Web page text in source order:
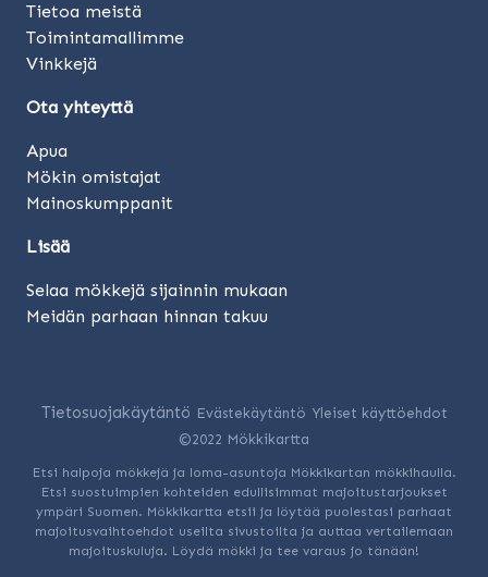
Tietoa meistä
Toimintamallimme
Vinkkejä
Ota yhteyttä
Apua
Mökin omistajat
Mainoskumppanit
Lisää
Selaa mökkejä sijainnin mukaan
Meidän parhaan hinnan takuu
Tietosuojakäytäntö Evästekäytäntö Yleiset käyttöehdot
©2022 Mökkikartta
Etsi halpoja mökkejä ja loma-asuntoja Mökkikartan mökkihaulla.
Etsi suostuimpien kohteiden edullisimmat majoitustarjoukset
ympäri Suomen. Mökkikartta etsii ja löytää puolestasi parhaat
majoitusvaihtoehdot useilta sivustoilta ja auttaa vertailemaan
majoituskuluja. Löydä mökki ja tee varaus jo tänään!